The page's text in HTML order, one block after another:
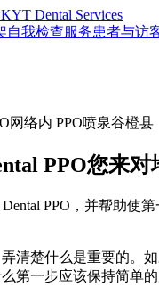
Dental Services
自我检查服务患者与访
网络内 PPO喷泉谷橙县
PPO您来对
PPO，并帮助使
清楚什么是重要的。
第一步应该保持简单的